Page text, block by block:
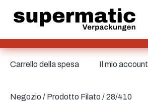
Negozio / Prodotto Filato / 28/410
Carrello della spesa Il mio account